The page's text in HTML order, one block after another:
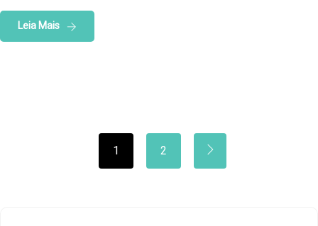
Leia Mais
1 2